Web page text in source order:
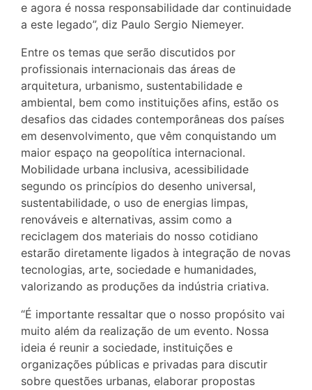
e agora é nossa responsabilidade dar continuidade
a este legado”, diz Paulo Sergio Niemeyer.
Entre os temas que serão discutidos por
profissionais internacionais das áreas de
arquitetura, urbanismo, sustentabilidade e
ambiental, bem como instituições afins, estão os
desafios das cidades contemporâneas dos países
em desenvolvimento, que vêm conquistando um
maior espaço na geopolítica internacional.
Mobilidade urbana inclusiva, acessibilidade
segundo os princípios do desenho universal,
sustentabilidade, o uso de energias limpas,
renováveis e alternativas, assim como a
reciclagem dos materiais do nosso cotidiano
estarão diretamente ligados à integração de novas
tecnologias, arte, sociedade e humanidades,
valorizando as produções da indústria criativa.
“É importante ressaltar que o nosso propósito vai
muito além da realização de um evento. Nossa
ideia é reunir a sociedade, instituições e
organizações públicas e privadas para discutir
sobre questões urbanas, elaborar propostas